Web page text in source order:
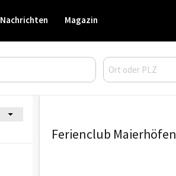
Nachrichten Magazin
Ferienclub Maierhöfen